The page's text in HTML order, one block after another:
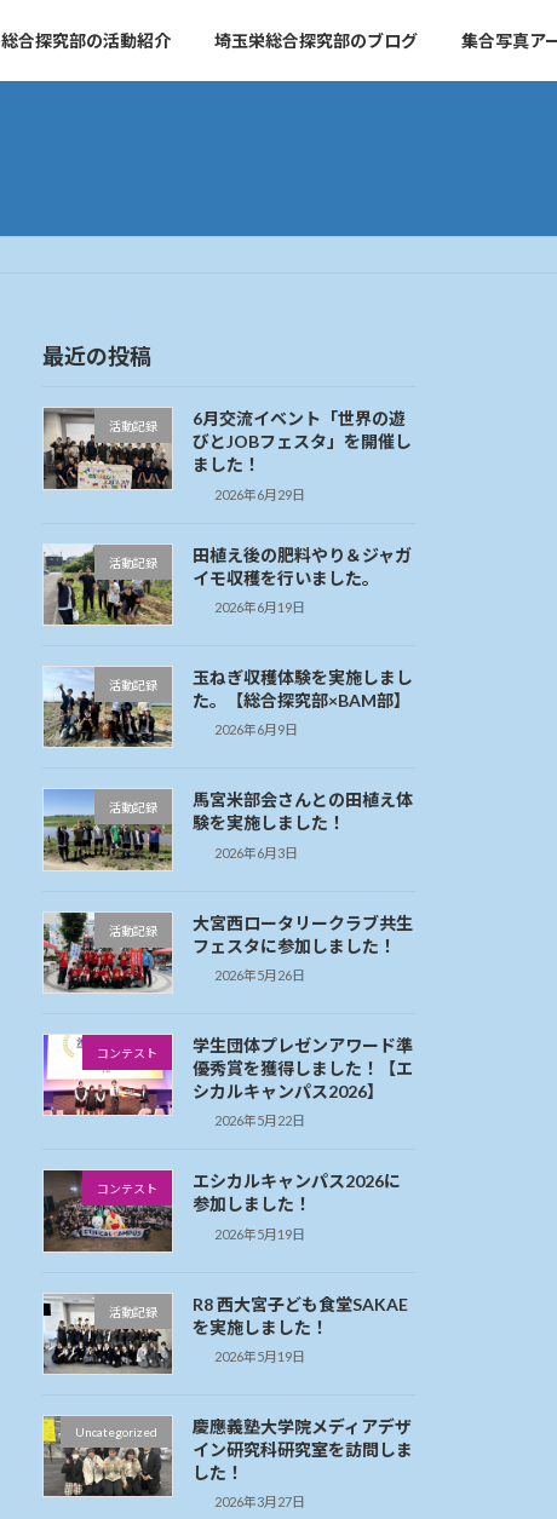
総合探究部の活動紹介 埼玉栄総合探究部のブログ 集合写真ア
最近の投稿
活動記録
6月交流イベント「世界の遊
びとJOBフェスタ」を開催し
ました！
2026年6月29日
活動記録
田植え後の肥料やり＆ジャガ
イモ収穫を行いました。
2026年6月19日
活動記録
玉ねぎ収穫体験を実施しまし
た。【総合探究部×BAM部】
2026年6月9日
活動記録
馬宮米部会さんとの田植え体
験を実施しました！
2026年6月3日
活動記録
大宮西ロータリークラブ共生
フェスタに参加しました！
2026年5月26日
コンテスト
学生団体プレゼンアワード準
優秀賞を獲得しました！【エ
シカルキャンパス2026】
2026年5月22日
コンテスト
エシカルキャンパス2026に
参加しました！
2026年5月19日
活動記録
R8 西大宮子ども食堂SAKAE
を実施しました！
2026年5月19日
Uncategorized
慶應義塾大学院メディアデザ
イン研究科研究室を訪問しま
した！
2026年3月27日